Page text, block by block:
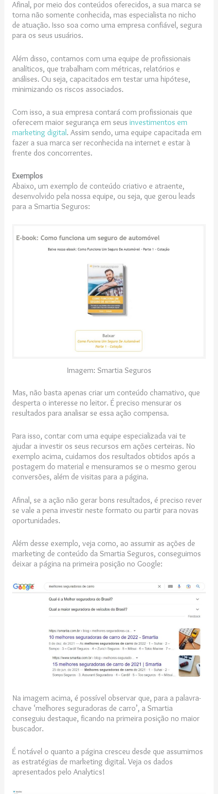
Afinal, por meio dos conteúdos oferecidos, a sua marca se
torna não somente conhecida, mas especialista no nicho
de atuação. Isso soa como uma empresa confiável, segura
para os seus usuários.
Além disso, contamos com uma equipe de profissionais
analíticos, que trabalham com métricas, relatórios e
análises. Ou seja, capacitados em testar uma hipótese,
minimizando os riscos associados.
Com isso, a sua empresa contará com profissionais que
oferecem maior segurança em seusinvestimentos em
marketing digital. Assim sendo, uma equipe capacitada em
fazer a sua marca ser reconhecida na internet e estar à
frente dos concorrentes.
Exemplos
Abaixo, um exemplo de conteúdo criativo e atraente,
desenvolvido pela nossa equipe, ou seja, que gerou leads
para a Smartia Seguros:
Imagem: Smartia Seguros
Mas, não basta apenas criar um conteúdo chamativo, que
desperta o interesse no leitor. É preciso mensurar os
resultados para analisar se essa ação compensa.
Para isso, contar com uma equipe especializada vai te
ajudar a investir os seus recursos em ações certeiras. No
exemplo acima, cuidamos dos resultados obtidos após a
postagem do material e mensuramos se o mesmo gerou
conversões, além de visitas para a página.
Afinal, se a ação não gerar bons resultados, é preciso rever
se vale a pena investir neste formato ou partir para novas
oportunidades.
Além desse exemplo, veja como, ao assumir as ações de
marketing de conteúdo da Smartia Seguros, conseguimos
deixar a página na primeira posição no Google:
Na imagem acima, é possível observar que, para a palavra-
chave ‘melhores seguradoras de carro’, a Smartia
conseguiu destaque, ficando na primeira posição no maior
buscador.
É notável o quanto a página cresceu desde que assumimos
as estratégias de marketing digital. Veja os dados
apresentados pelo Analytics!